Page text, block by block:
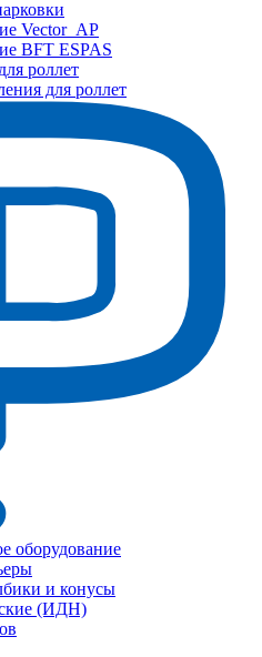
Vector_AP
BFT ESPAS
роллет
для роллет
оборудование
и конусы
(ИДН)